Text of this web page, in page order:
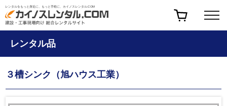
レンタルをもっと身近に、もっと手軽に、カイノスレンタル.COM
レンタル品
３槽シンク（旭ハウス工業）